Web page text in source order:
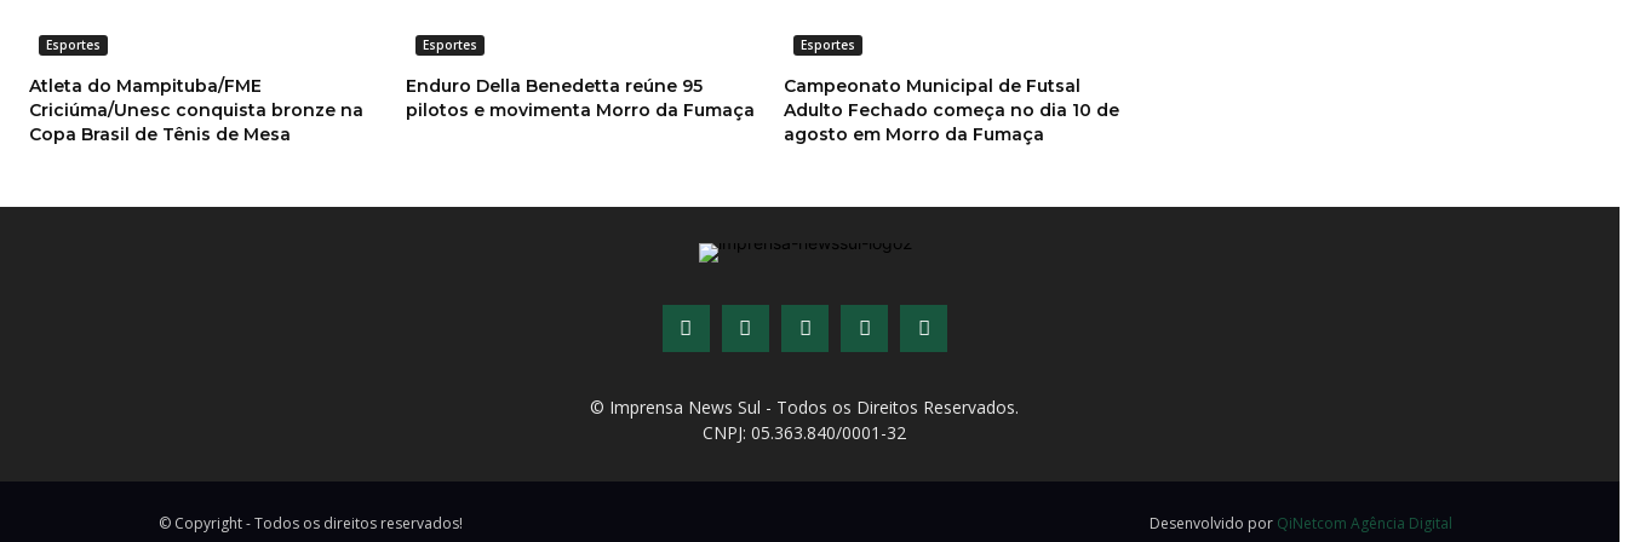
Esportes
Atleta do Mampituba/FME
Criciúma/Unesc conquista bronze na
Copa Brasil de Tênis de Mesa
Esportes
Enduro Della Benedetta reúne 95
pilotos e movimenta Morro da Fumaça
Esportes
Campeonato Municipal de Futsal
Adulto Fechado começa no dia 10 de
agosto em Morro da Fumaça
© Imprensa News Sul - Todos os Direitos Reservados.
CNPJ: 05.363.840/0001-32
© Copyright - Todos os direitos reservados! Desenvolvido por QiNetcom Agência Digital